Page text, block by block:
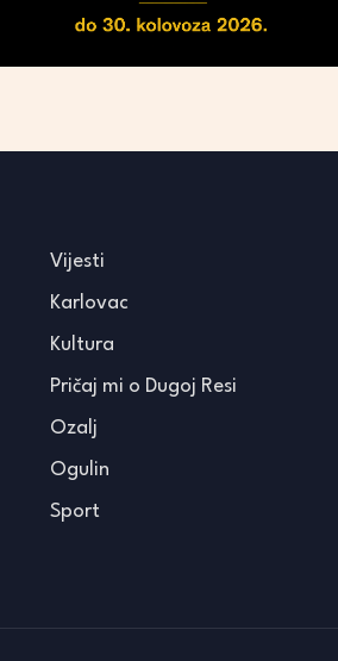
Vijesti
Karlovac
Kultura
Pričaj mi o Dugoj Resi
Ozalj
Ogulin
Sport